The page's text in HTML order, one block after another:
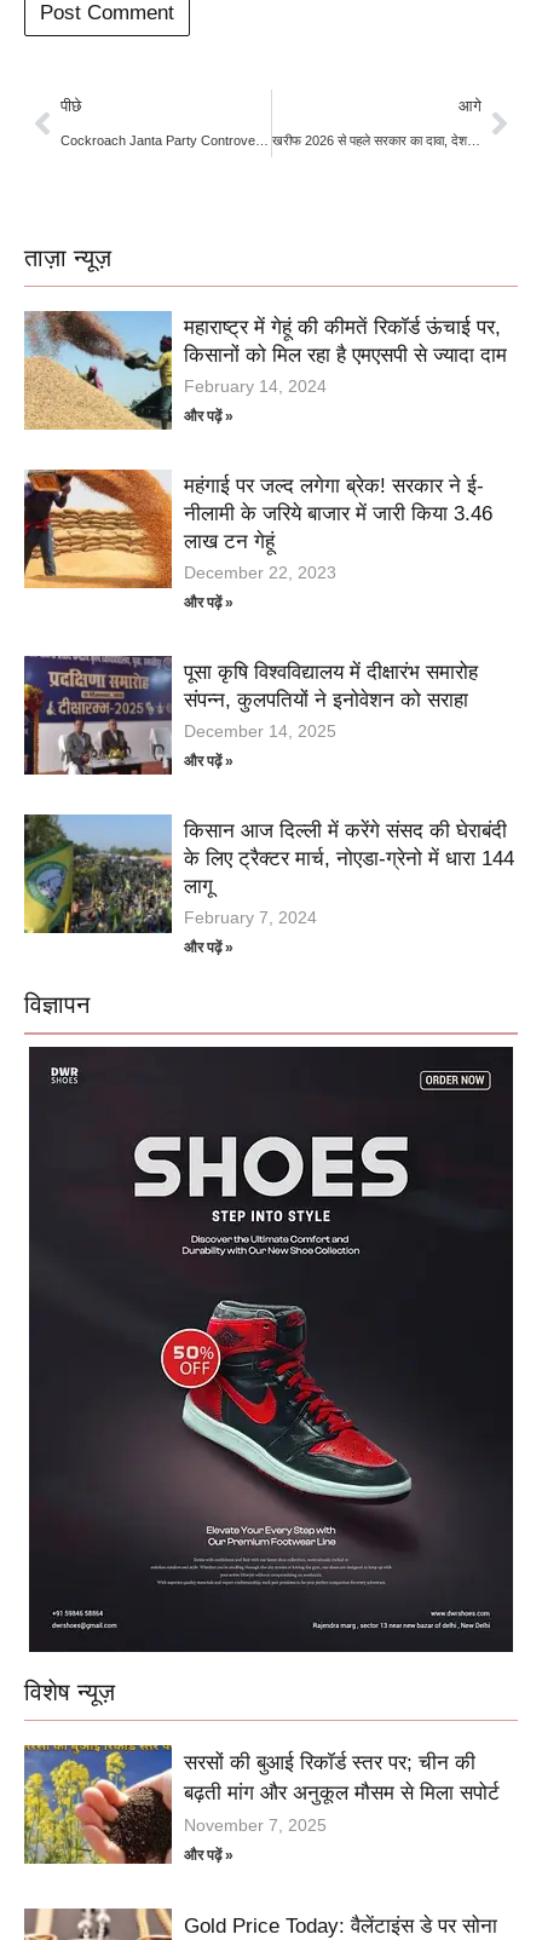
पीछे आगे
खरीफ 2026 से पहले सरकार का दावा, देश में उर्वरकों का पर्याप्त स्टॉक मौजूद
ताज़ा न्यूज़
महाराष्ट्र में गेहूं की कीमतें रिकॉर्ड ऊंचाई पर,
किसानों को मिल रहा है एमएसपी से ज्यादा दाम
February 14, 2024
और पढ़ें »
महंगाई पर जल्द लगेगा ब्रेक! सरकार ने ई-
नीलामी के जरिये बाजार में जारी किया 3.46
लाख टन गेहूं
December 22, 2023
और पढ़ें »
पूसा कृषि विश्वविद्यालय में दीक्षारंभ समारोह
संपन्न, कुलपतियों ने इनोवेशन को सराहा
December 14, 2025
और पढ़ें »
किसान आज दिल्ली में करेंगे संसद की घेराबंदी
के लिए ट्रैक्टर मार्च, नोएडा-ग्रेनो में धारा 144
लागू
February 7, 2024
और पढ़ें »
विज्ञापन
विशेष न्यूज़
सरसों की बुआई रिकॉर्ड स्तर पर; चीन की
बढ़ती मांग और अनुकूल मौसम से मिला सपोर्ट
November 7, 2025
और पढ़ें »
Gold Price Today: वैलेंटाइंस डे पर सोना